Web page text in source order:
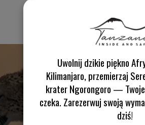
Park
Uwolnij dzikie piękno
Kilimanjaro, przemierzaj
krater Ngorongoro —
czeka. Zarezerwuj swoją
dziś!